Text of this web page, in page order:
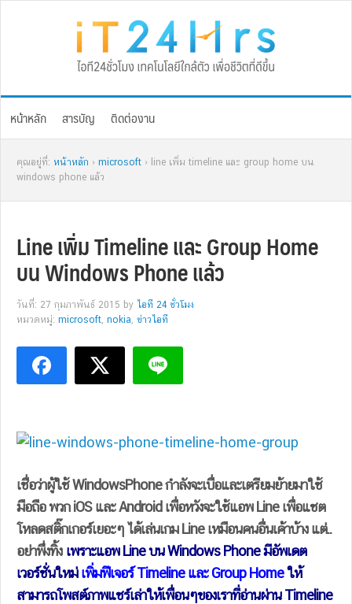
หน้าหลัก สารบัญ ติดต่องาน
คุณอยู่ที่: หน้าหลัก › microsoft › line เพิ่ม timeline และ group home บน
windows phone แล้ว
Line เพิ่ม Timeline และ Group Home
บน Windows Phone แล้ว
วันที่: 27 กุมภาพันธ์ 2015 by ไอที 24 ชั่วโมง
หมวดหมู่: microsoft, nokia, ข่าวไอที
เชื่อว่าผู้ใช้ WindowsPhone กำลังจะเบื่อและเตรียมย้ายมาใช้
มือถือ พวก iOS และ Android เพื่อหวังจะใช้แอพ Line เพื่อแชต
โหลดสติ๊กเกอร์เยอะๆ ได้เล่นเกม Line เหมือนคนอื่นเค้าบ้าง แต่..
อย่าพึ่งทิ้ง เพราะแอพ Line บน Windows Phone มีอัพเดต
เวอร์ชั่นใหม่เพิ่มฟีเจอร์ Timeline และ Group Homeให้
สามารถโพสต์ภาพแชร์เล่าให้เพื่อนๆของเราที่อ่านผ่าน Timeline